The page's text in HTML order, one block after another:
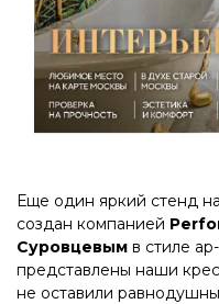
Еще один яркий стенд
создан компанией
Суровцевым в стиле
представлены наши
не оставили